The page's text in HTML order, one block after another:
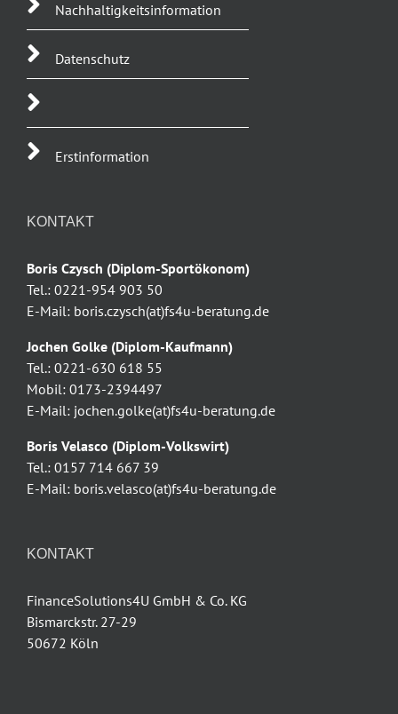
Nachhaltigkeitsinformation
Datenschutz
Erstinformation
KONTAKT
Boris Czysch (Diplom-Sportökonom)
Tel.: 0221-954 903 50
E-Mail: boris.czysch(at)fs4u-beratung.de
Jochen Golke (Diplom-Kaufmann)
Tel.: 0221-630 618 55
Mobil: 0173-2394497
E-Mail: jochen.golke(at)fs4u-beratung.de
Boris Velasco (Diplom-Volkswirt)
Tel.: 0157 714 667 39
E-Mail: boris.velasco(at)fs4u-beratung.de
KONTAKT
FinanceSolutions4U GmbH & Co. KG
Bismarckstr. 27-29
50672 Köln